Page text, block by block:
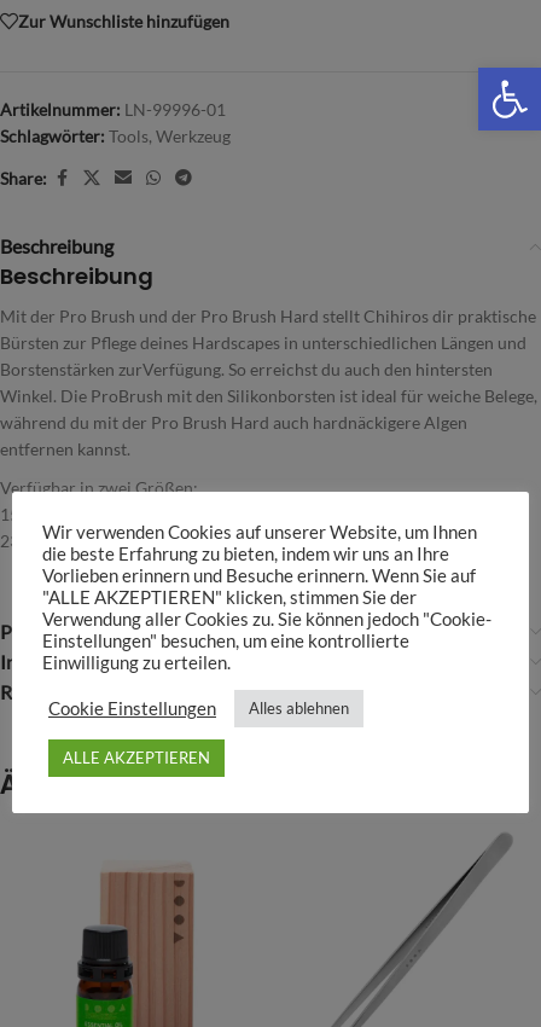
Zur Wunschliste hinzufügen
Artikelnummer: LN-99996-01
Schlagwörter: Tools, Werkzeug
Share:
Beschreibung
Beschreibung
Mit der Pro Brush und der Pro Brush Hard stellt Chihiros dir praktische
Bürsten zur Pflege deines Hardscapes in unterschiedlichen Längen und
Borstenstärken zurVerfügung. So erreichst du auch den hintersten
Winkel. Die ProBrush mit den Silikonborsten ist ideal für weiche Belege,
während du mit der Pro Brush Hard auch hardnäckigere Algen
entfernen kannst.
Verfügbar in zwei Größen:
15 cm
23 cm
Produktsicherheit
Infos über Chihiros
Rezensionen (0)
Ähnliche Produkte
Wir verwenden Cookies auf unserer Website, um Ihnen
die beste Erfahrung zu bieten, indem wir uns an Ihre
Vorlieben erinnern und Besuche erinnern. Wenn Sie auf
"ALLE AKZEPTIEREN" klicken, stimmen Sie der
Verwendung aller Cookies zu. Sie können jedoch "Cookie-
Einstellungen" besuchen, um eine kontrollierte
Einwilligung zu erteilen.
Cookie Einstellungen Alles ablehnen
ALLE AKZEPTIEREN